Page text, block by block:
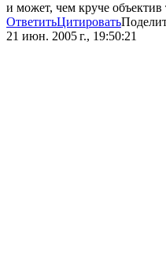
и может, чем круче объектив
ОтветитьЦитировать
21 июн. 2005 г., 19:50:21